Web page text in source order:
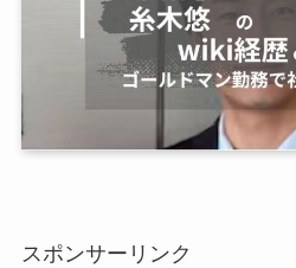
スポンサーリンク